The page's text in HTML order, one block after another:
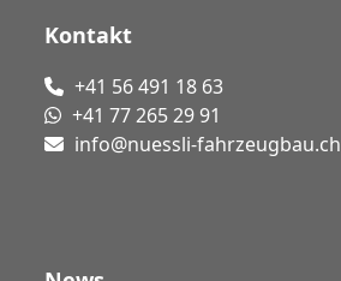
Kontakt
+41 56 491 18 63
+41 77 265 29 91
info@nuessli-fahrzeugbau.ch